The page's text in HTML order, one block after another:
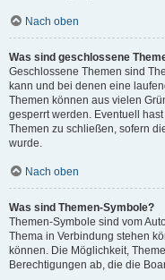
Nach oben
Was sind geschlossene
Geschlossene Themen sind
kann und bei denen eine
Themen können aus vielen
gesperrt werden. Eventuell
Themen zu schließen, sofern
wurde.
Nach oben
Was sind Themen-Symbole?
Themen-Symbole sind vom
Thema in Verbindung stehen
können. Die Möglichkeit,
Berechtigungen ab, die die